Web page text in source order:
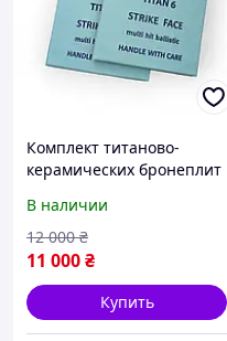
Комплект титаново-
керамических бронеплит
мм (2 шт, 2.2 кг/плита)
В наличии
11 000₴
12 000 ₴
Купить